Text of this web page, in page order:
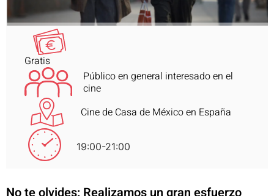
Gratis
Público en general interesado en el
cine
Cine de Casa de México en España
19:00-21:00